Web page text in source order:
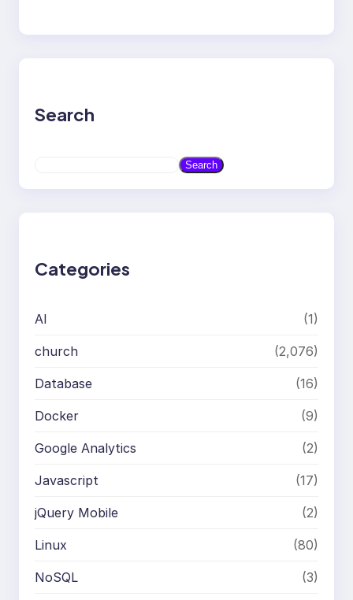
Search
Search
Categories
AI (1)
church (2,076)
Database (16)
Docker (9)
Google Analytics (2)
Javascript (17)
jQuery Mobile (2)
Linux (80)
NoSQL (3)